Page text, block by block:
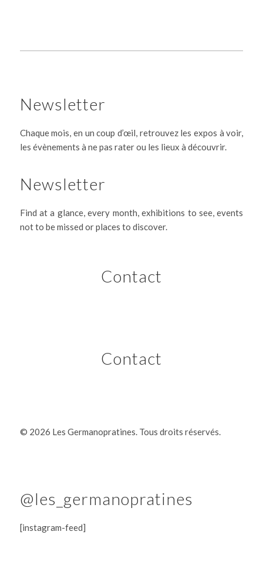
Newsletter
Chaque mois, en un coup d’œil, retrouvez les expos à voir,
les évènements à ne pas rater ou les lieux à découvrir.
Newsletter
Find at a glance, every month, exhibitions to see, events
not to be missed or places to discover.
Contact
Contact
© 2026 Les Germanopratines. Tous droits réservés.
@les_germanopratines
[instagram-feed]